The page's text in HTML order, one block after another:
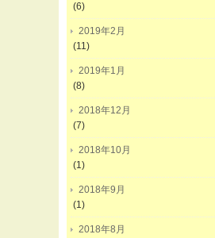
(6)
2019年2月
(11)
2019年1月
(8)
2018年12月
(7)
2018年10月
(1)
2018年9月
(1)
2018年8月